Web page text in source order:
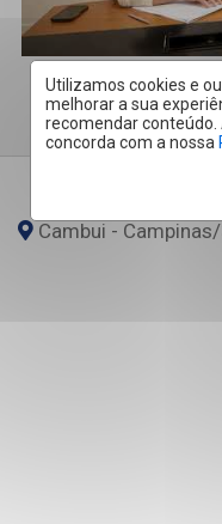
Utilizamos cookies e
melhorar a sua
recomendar conteúdo.
concorda com a nossa
Cambui - Campinas/